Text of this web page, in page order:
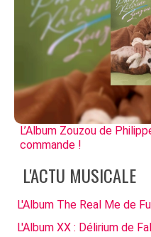
L’Album Zouzou de
commande !
L'ACTU MUSICALE
L'Album The Real Me de
L'Album XX : Délirium de